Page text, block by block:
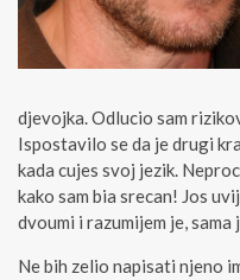
djevojka. Odlucio sam
Ispostavilo se da je drugi
kada cujes svoj jezik.
kako sam bia srecan! Jos
dvoumi i razumijem je, sama
Ne bih zelio napisati njeno